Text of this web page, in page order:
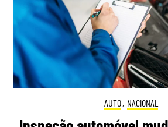
AUTO, NACIONAL